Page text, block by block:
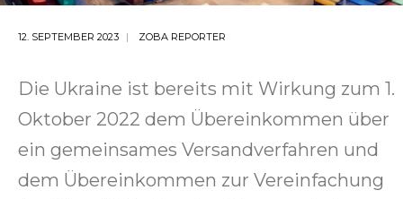
12. SEPTEMBER 2023 ZOBA REPORTER
Die Ukraine ist bereits mit Wirkung zum 1.
Oktober 2022 dem Übereinkommen über
ein gemeinsames Versandverfahren und
dem Übereinkommen zur Vereinfachung